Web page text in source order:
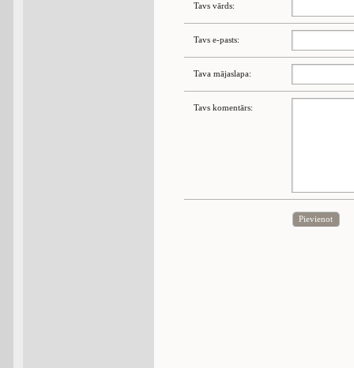
Tavs vārds:
Tavs e-pasts:
Tava mājaslapa:
Tavs komentārs:
Pievienot